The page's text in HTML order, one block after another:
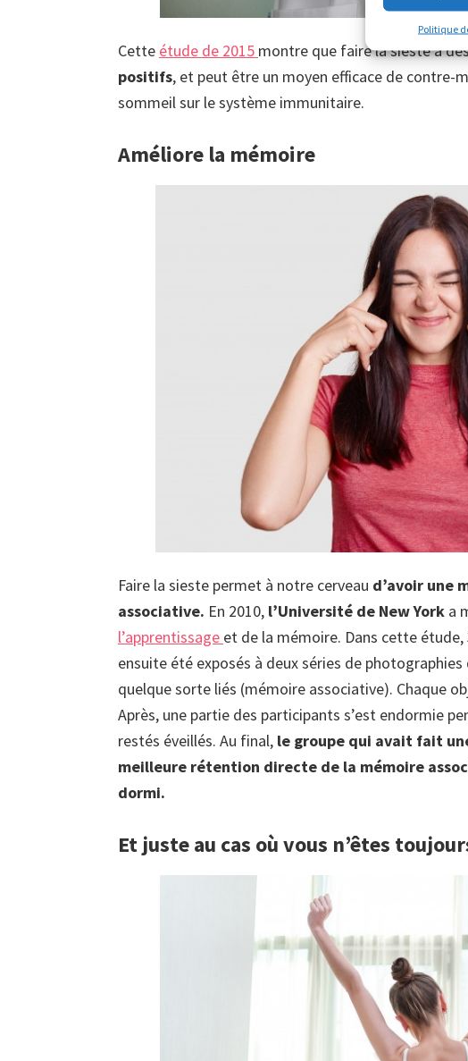
Politique
Cette étude de 2015 montre que faire la sieste a
positifs, et peut être un moyen efficace de contre-
sommeil sur le système immunitaire.
Améliore la mémoire
Faire la sieste permet à notre cerveau d’avoir une
associative. En 2010, l’Université de New York a
l’apprentissage et de la mémoire. Dans cette
ensuite été exposés à deux séries de
quelque sorte liés (mémoire associative). Chaque
Après, une partie des participants s’est endormie
restés éveillés. Au final, le groupe qui avait fait
meilleure rétention directe de la mémoire
dormi.
Et juste au cas où vous n’êtes